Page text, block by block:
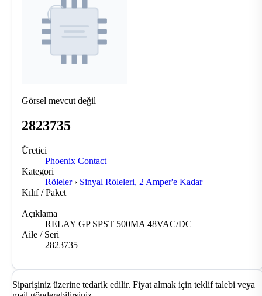
Görsel mevcut değil
2823735
Üretici
Phoenix Contact
Kategori
Röleler › Sinyal Röleleri, 2 Amper'e Kadar
Kılıf / Paket
—
Açıklama
RELAY GP SPST 500MA 48VAC/DC
Aile / Seri
2823735
Siparişiniz üzerine tedarik edilir. Fiyat almak için teklif talebi veya